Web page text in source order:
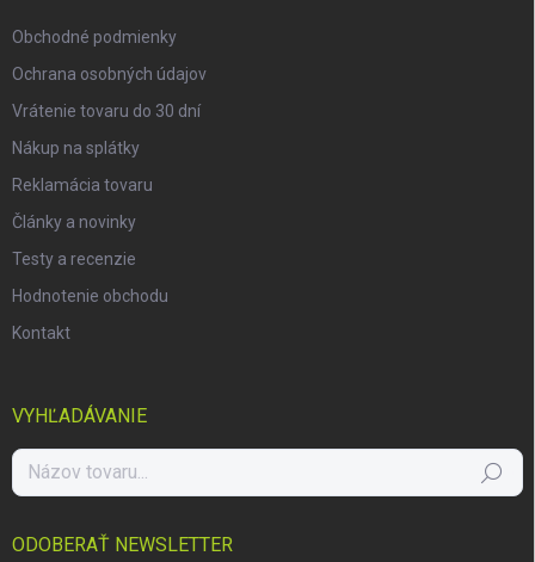
Obchodné podmienky
Ochrana osobných údajov
Vrátenie tovaru do 30 dní
Nákup na splátky
Reklamácia tovaru
Články a novinky
Testy a recenzie
Hodnotenie obchodu
Kontakt
VYHĽADÁVANIE
Hľadať
ODOBERAŤ NEWSLETTER